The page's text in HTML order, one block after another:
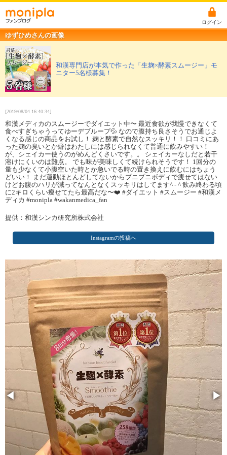
ログイン
ゆずひめさんの画像
和漢専門店が本気で作った「生麹×酵素スムージー」モ
ニター5名様募集！
[2019/08/04 16:40:34]
和漢メディカのスムージーでダイエット中〜 最近食欲が我慢できなくて
食べすぎちゃうってゆーデブループ💦 なので腹持ち良さそうでお通じよ
くなる感じの商品をお試し！ 麹と酵素で自然なスッキリ！！ 口コミにあ
った麹の臭いとか癖はわたしには感じられなくて普通に飲みやすい！
が、シェイカー使うのがめんどくさいです。。 シェイカーなしだと若干
溶けにくいのは難点。 でも味が美味しくて続けられそうです！ 1回分の
量も少なくて小腹空いた時とか急いでる時の置き換えに飲むにはちょう
どいい！ まだ運動ほとんどしてないからプニプニボディで痩せてはない
けどお腹のハリが減ってなんとなくスッキリはしてます^ - ^ 飲み終わる頃
に2キロくらい痩せてたら最高だな〜❤️ #ダイエット #スムージー #和漢メ
ディカ #monipla #wakanmedica_fan
提供：和漢シンカ研究所株式会社
Instagramの投稿へ
◀ ▶